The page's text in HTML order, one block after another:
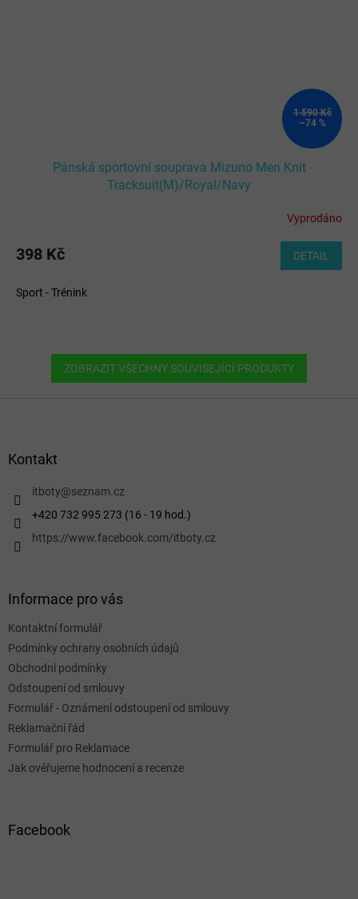
1 590 Kč
–74 %
Pánská sportovní souprava Mizuno Men Knit
Tracksuit(M)/Royal/Navy
Vyprodáno
398 Kč DETAIL
Sport - Trénink
ZOBRAZIT VŠECHNY SOUVISEJÍCÍ PRODUKTY
Kontakt
itboty@seznam.cz
+420 732 995 273 (16 - 19 hod.)
https://www.facebook.com/itboty.cz
Informace pro vás
Kontaktní formulář
Podmínky ochrany osobních údajů
Obchodní podmínky
Odstoupení od smlouvy
Formulář - Oznámení odstoupení od smlouvy
Reklamační řád
Formulář pro Reklamace
Jak ověřujeme hodnocení a recenze
Facebook